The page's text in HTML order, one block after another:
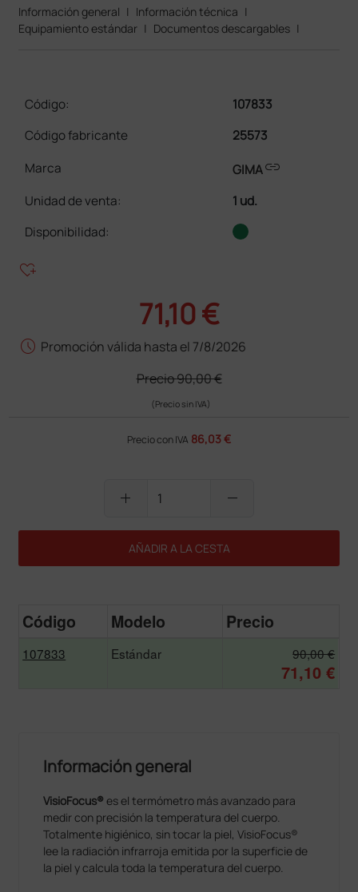
Información general | Información técnica |
Equipamiento estándar | Documentos descargables |
Código:
107833
Código fabricante
25573
Marca
GIMAlink
Unidad de venta:
1 ud.
Disponibilidad:
heart_plus
71,10 €
schedule Promoción válida hasta el 7/8/2026
Precio90,00 €
(Precio sin IVA)
Precio con IVA 86,03 €
add remove
AÑADIR A LA CESTA
Código Modelo Precio
107833 Estándar 90,00 €
71,10 €
Información general
VisioFocus® es el termómetro más avanzado para
medir con precisión la temperatura del cuerpo.
Totalmente higiénico, sin tocar la piel, VisioFocus®
lee la radiación infrarroja emitida por la superficie de
la piel y calcula toda la temperatura del cuerpo.